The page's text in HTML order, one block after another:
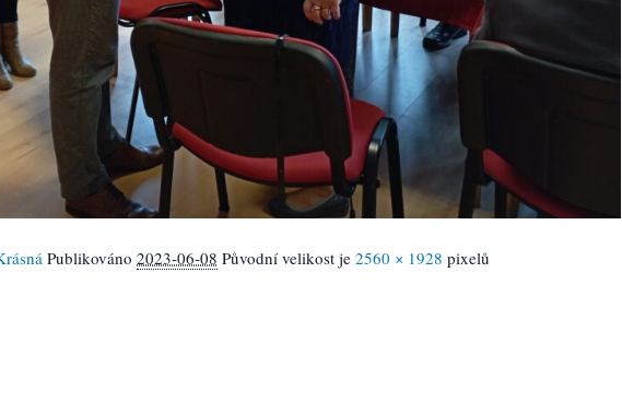
Publikováno 2023-06-08 Původní velikost je 2560 × 1928 pixelů